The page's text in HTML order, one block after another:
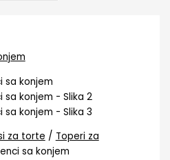
za torte / Toperi za
sa konjem